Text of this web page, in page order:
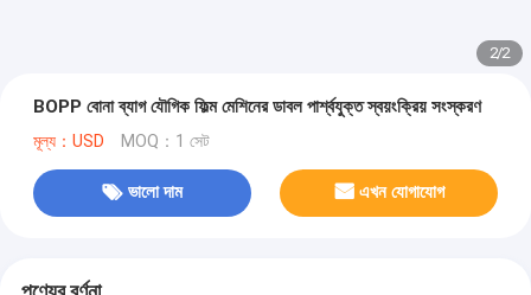
2/2
BOPP বোনা ব্যাগ যৌগিক ফিল্ম মেশিনের ডাবল পার্শ্বযুক্ত স্বয়ংক্রিয় সংস্করণ
মূল্য：USD MOQ：1 সেট
ভালো দাম এখন যোগাযোগ